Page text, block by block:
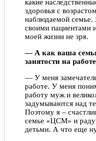
какие
здоровья с
наблюдаемой семье.
своими пациентами
моей жизни не зря.
— А как ваша
занятости на
— У меня
работе. У меня
работу муж и
задумываются над
Поэтому я –
семье «ЦСМ» и
детьми. А что еще